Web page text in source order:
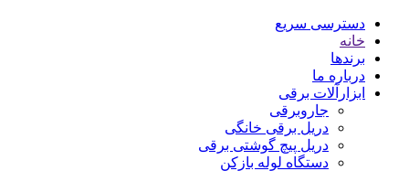
دسترسی سریع
خانه
برندها
درباره ما
ابزارآلات برقی
جاروبرقی
دریل برقی خانگی
دریل پیچ گوشتی برقی
دستگاه لوله بازکن